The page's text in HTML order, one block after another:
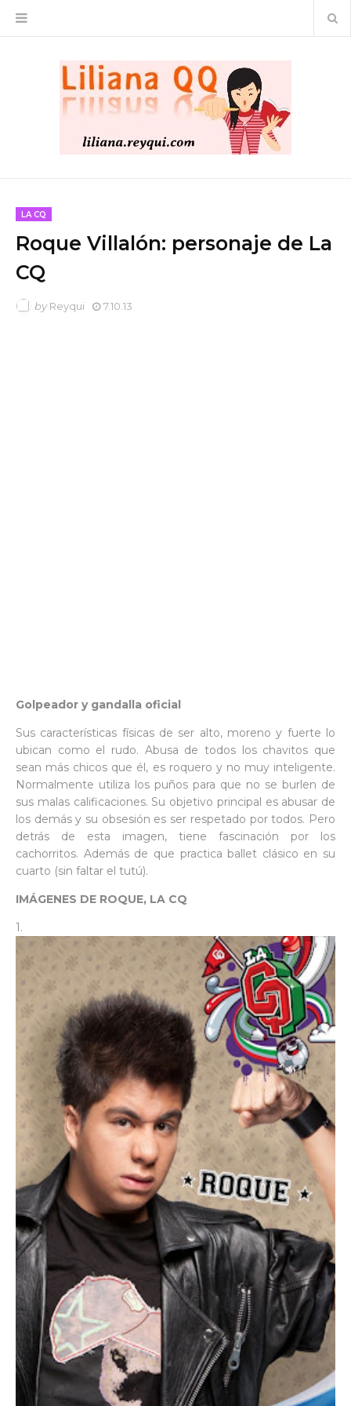
LA CQ
Roque Villalón: personaje de La
CQ
by Reyqui 7.10.13
Golpeador y gandalla oficial
Sus características físicas de ser alto, moreno y fuerte lo
ubican como el rudo. Abusa de todos los chavitos que
sean más chicos que él, es roquero y no muy inteligente.
Normalmente utiliza los puños para que no se burlen de
sus malas calificaciones. Su objetivo principal es abusar de
los demás y su obsesión es ser respetado por todos. Pero
detrás de esta imagen, tiene fascinación por los
cachorritos. Además de que practica ballet clásico en su
cuarto (sin faltar el tutú).
IMÁGENES DE ROQUE, LA CQ
1.